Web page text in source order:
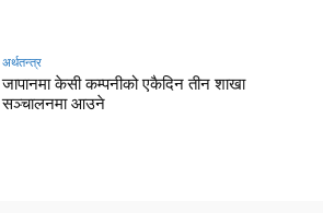
अर्थतन्त्र
जापानमा केसी कम्पनीको एकैदिन तीन शाखा
सञ्चालनमा आउने